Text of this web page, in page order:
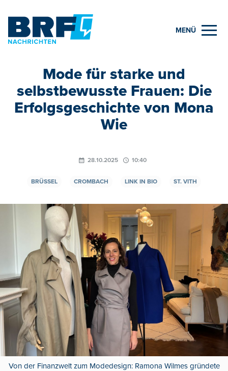
MENÜ
Mode für starke und
selbstbewusste Frauen: Die
Erfolgsgeschichte von Mona
Wie
28.10.2025 10:40
BRÜSSEL CROMBACH LINK IN BIO ST. VITH
Von der Finanzwelt zum Modedesign: Ramona Wilmes gründete